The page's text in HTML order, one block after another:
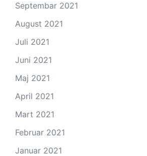
Septembar 2021
August 2021
Juli 2021
Juni 2021
Maj 2021
April 2021
Mart 2021
Februar 2021
Januar 2021